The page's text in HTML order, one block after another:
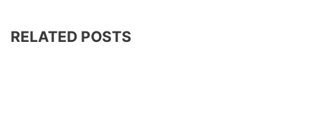
RELATED POSTS